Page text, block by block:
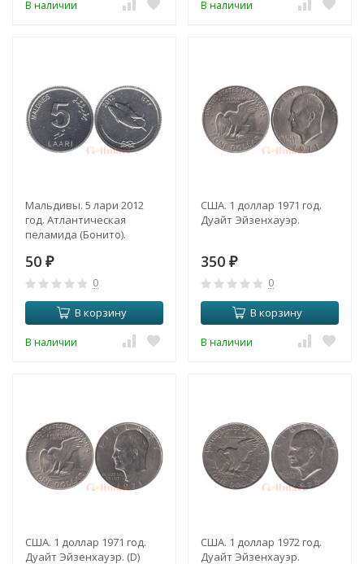
В наличии В наличии
Мальдивы. 5 лари 2012
год. Атлантическая
пеламида (Бонито).
50 ₽
0
В корзину
В наличии
США. 1 доллар 1971 год.
Дуайт Эйзенхауэр.
350 ₽
0
В корзину
В наличии
США. 1 доллар 1971 год.
Дуайт Эйзенхауэр. (D)
США. 1 доллар 1972 год.
Дуайт Эйзенхауэр.